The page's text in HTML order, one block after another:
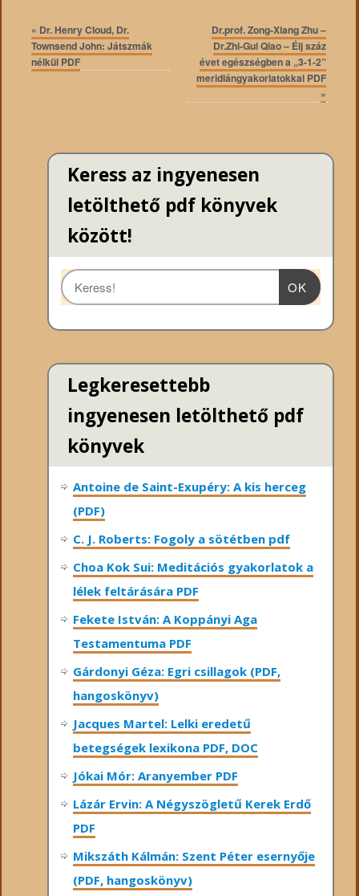
« Dr. Henry Cloud, Dr.
Townsend John: Játszmák
nélkül PDF
Dr.prof. Zong-Xiang Zhu –
Dr.Zhi-Gui Qiao – Élj száz
évet egészségben a „3-1-2”
meridiángyakorlatokkal PDF
»
Keress az ingyenesen
letölthető pdf könyvek
között!
OK
Legkeresettebb
ingyenesen letölthető pdf
könyvek
Antoine de Saint-Exupéry: A kis herceg
(PDF)
C. J. Roberts: Fogoly a sötétben pdf
Choa Kok Sui: Meditációs gyakorlatok a
lélek feltárására PDF
Fekete István: A Koppányi Aga
Testamentuma PDF
Gárdonyi Géza: Egri csillagok (PDF,
hangoskönyv)
Jacques Martel: Lelki eredetű
betegségek lexikona PDF, DOC
Jókai Mór: Aranyember PDF
Lázár Ervin: A Négyszögletű Kerek Erdő
PDF
Mikszáth Kálmán: Szent Péter esernyője
(PDF, hangoskönyv)